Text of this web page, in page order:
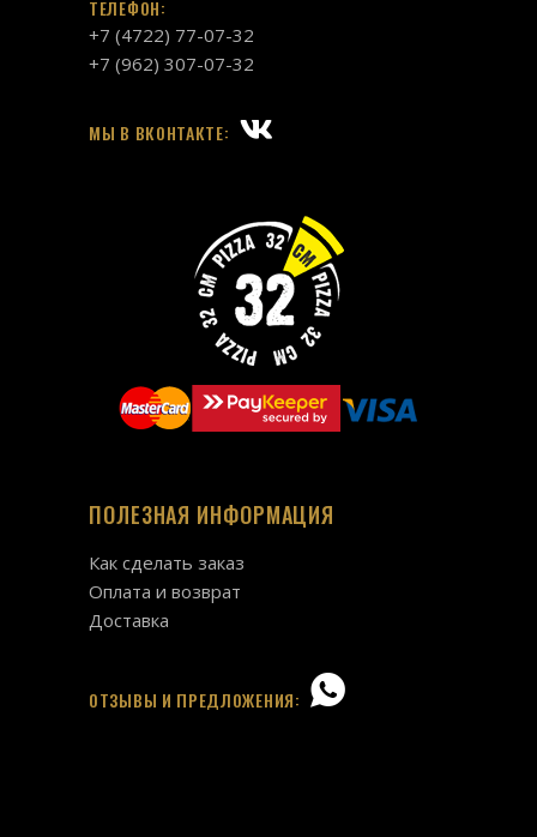
ТЕЛЕФОН:
+7 (4722) 77-07-32
+7 (962) 307-07-32
МЫ В ВКОНТАКТЕ:
ПОЛЕЗНАЯ ИНФОРМАЦИЯ
Как сделать заказ
Оплата и возврат
Доставка
ОТЗЫВЫ И ПРЕДЛОЖЕНИЯ: